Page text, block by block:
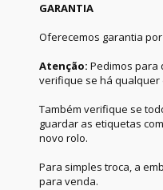
GARANTIA
Oferecemos garantia
Atenção: Pedimos para
verifique se há
Também verifique se
guardar as etiquetas
novo rolo.
Para simples troca, a
para venda.